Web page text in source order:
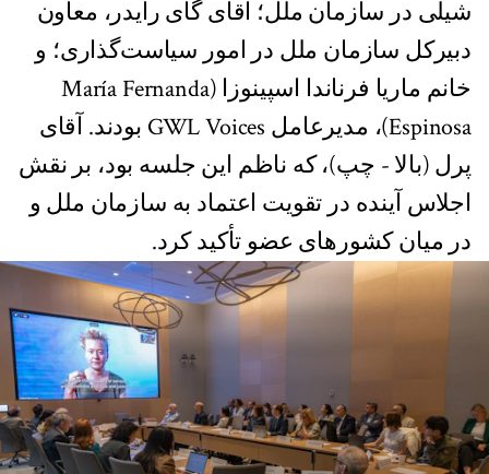
شیلی در سازمان ملل؛ آقای گای رایدر، معاون
دبیرکل سازمان ملل در امور سیاست‌گذاری؛ و
خانم ماریا فرناندا اسپینوزا (María Fernanda
Espinosa)، مدیرعامل GWL Voices بودند. آقای
پرل (بالا - چپ)، که ناظم این جلسه بود، بر نقش
اجلاس آینده در تقویت اعتماد به سازمان ملل و
در میان کشورهای عضو تأکید کرد.